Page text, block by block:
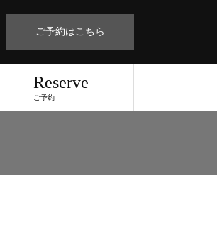
ご予約はこちら
Reserve
ご予約